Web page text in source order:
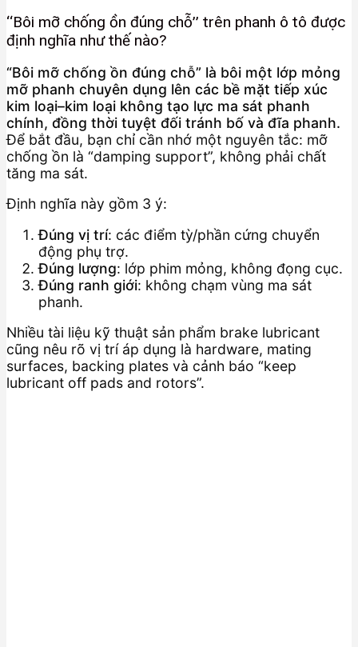
“Bôi mỡ chống ồn đúng chỗ” trên phanh ô tô được
định nghĩa như thế nào?
“Bôi mỡ chống ồn đúng chỗ” là bôi một lớp mỏng
mỡ phanh chuyên dụng lên các bề mặt tiếp xúc
kim loại–kim loại không tạo lực ma sát phanh
chính, đồng thời tuyệt đối tránh bố và đĩa phanh.
Để bắt đầu, bạn chỉ cần nhớ một nguyên tắc: mỡ
chống ồn là “damping support”, không phải chất
tăng ma sát.
Định nghĩa này gồm 3 ý:
Đúng vị trí: các điểm tỳ/phần cứng chuyển
động phụ trợ.
Đúng lượng: lớp phim mỏng, không đọng cục.
Đúng ranh giới: không chạm vùng ma sát
phanh.
Nhiều tài liệu kỹ thuật sản phẩm brake lubricant
cũng nêu rõ vị trí áp dụng là hardware, mating
surfaces, backing plates và cảnh báo “keep
lubricant off pads and rotors”.